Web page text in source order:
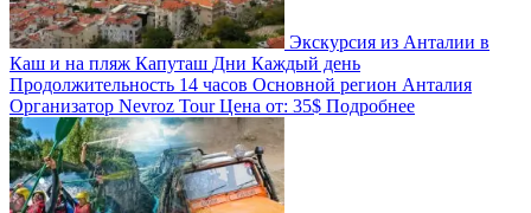
Экскурсия из Анталии в
Каш и на пляж Капуташ Дни Каждый день
Продолжительность 14 часов Основной регион Анталия
Организатор Nevroz TourЦена от: 35$ Подробнее